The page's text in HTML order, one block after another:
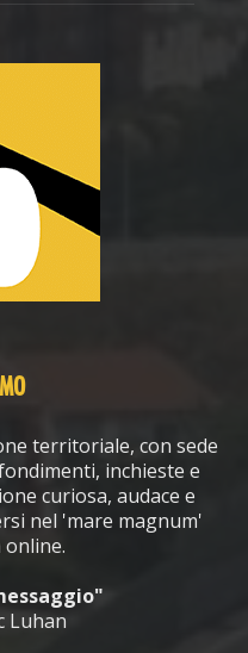
territoriale, con sede
inchieste e
curiosa, audace e
nel 'mare magnum'
Luhan